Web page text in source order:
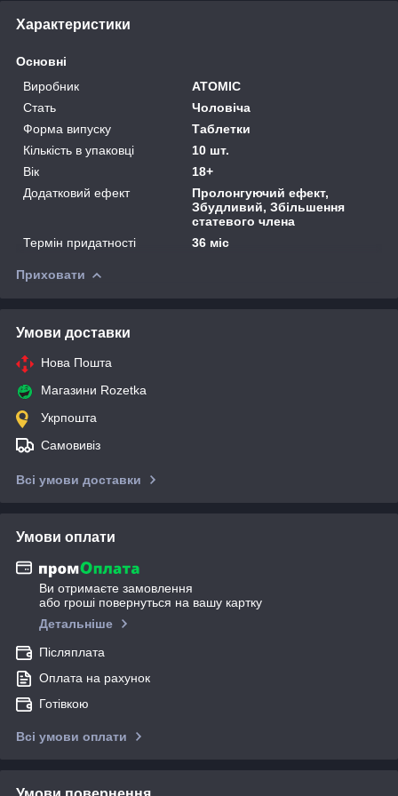
Характеристики
Основні
Виробник
ATOMIC
Стать
Чоловіча
Форма випуску
Таблетки
Кількість в упаковці
10 шт.
Вік
18+
Додатковий ефект
Пролонгуючий ефект,
Збудливий, Збільшення
статевого члена
Термін придатності
36 міс
Приховати
Умови доставки
Нова Пошта
Магазини Rozetka
Укрпошта
Самовивіз
Всі умови доставки
Умови оплати
Ви отримаєте замовлення
або гроші повернуться на вашу картку
Детальніше
Післяплата
Оплата на рахунок
Готівкою
Всі умови оплати